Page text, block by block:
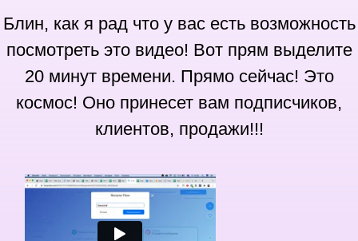
Блин, как я рад что у вас есть возможность
посмотреть это видео! Вот прям выделите
20 минут времени. Прямо сейчас! Это
космос! Оно принесет вам подписчиков,
клиентов, продажи!!!